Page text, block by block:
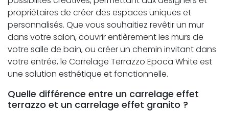
propriétaires de créer des espaces uniques et
personnalisés. Que vous souhaitiez revêtir un mur
dans votre salon, couvrir entièrement les murs de
votre salle de bain, ou créer un chemin invitant dans
votre entrée, le Carrelage Terrazzo Epoca White est
une solution esthétique et fonctionnelle.
Quelle différence entre un carrelage effet
terrazzo et un carrelage effet granito ?